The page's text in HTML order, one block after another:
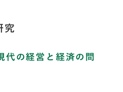
究
代の経営と経済の問